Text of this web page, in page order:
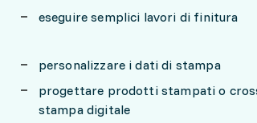
eseguire semplici lavori di finitura
personalizzare i dati di stampa
progettare prodotti stampati o
stampa digitale